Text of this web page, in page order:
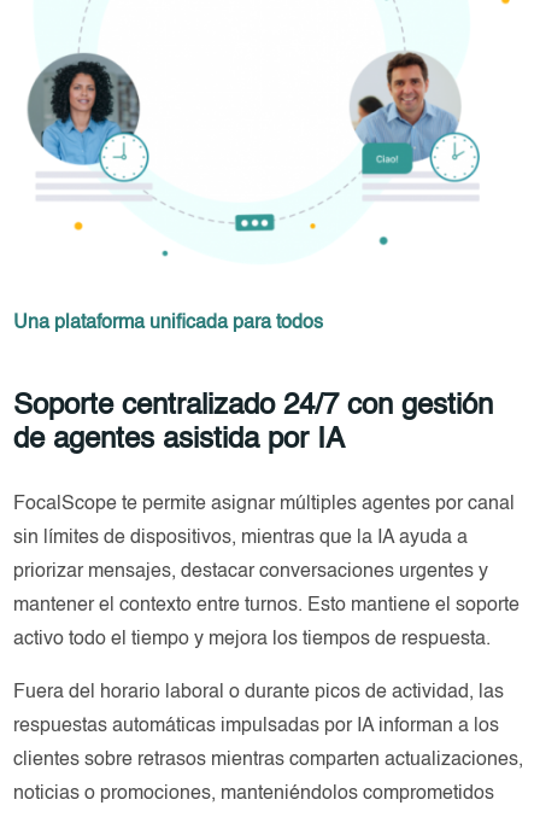
Una plataforma unificada para todos
Soporte centralizado 24/7 con gestión
de agentes asistida por IA
FocalScope te permite asignar múltiples agentes por canal
sin límites de dispositivos, mientras que la IA ayuda a
priorizar mensajes, destacar conversaciones urgentes y
mantener el contexto entre turnos. Esto mantiene el soporte
activo todo el tiempo y mejora los tiempos de respuesta.
Fuera del horario laboral o durante picos de actividad, las
respuestas automáticas impulsadas por IA informan a los
clientes sobre retrasos mientras comparten actualizaciones,
noticias o promociones, manteniéndolos comprometidos